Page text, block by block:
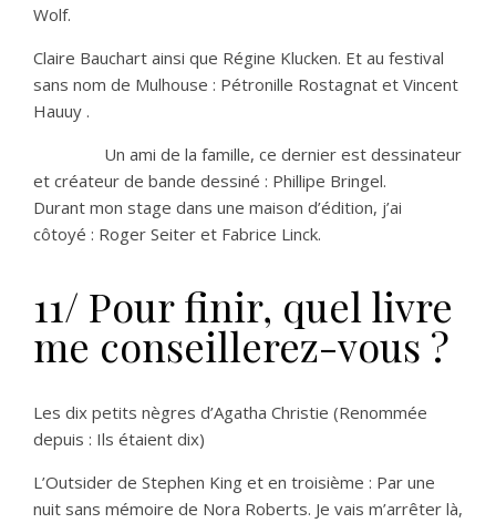
Wolf.
Claire Bauchart ainsi que Régine Klucken. Et au festival
sans nom de Mulhouse : Pétronille Rostagnat et Vincent
Hauuy .
Un ami de la famille, ce dernier est dessinateur
et créateur de bande dessiné : Phillipe Bringel.
Durant mon stage dans une maison d’édition, j’ai
côtoyé : Roger Seiter et Fabrice Linck.
11/ Pour finir, quel livre
me conseillerez-vous ?
Les dix petits nègres d’Agatha Christie (Renommée
depuis : Ils étaient dix)
L’Outsider de Stephen King et en troisième : Par une
nuit sans mémoire de Nora Roberts. Je vais m’arrêter là,